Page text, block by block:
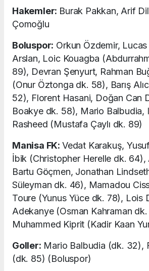
Hakemler: Burak Pakkan, Arif
Çomoğlu
Boluspor: Orkun Özdemir, Lucas
Arslan, Loic Kouagba
89), Devran Şenyurt, Rahman
(Onur Öztonga dk. 58), Barış
52), Florent Hasani, Doğan Can
Boakye dk. 58), Mario Balbudia,
Rasheed (Mustafa Çaylı dk. 89)
Manisa FK: Vedat Karakuş,
İbik (Christopher Herelle dk. 64),
Bartu Göçmen, Jonathan
Süleyman dk. 46), Mamadou
Toure (Yunus Yüce dk. 78), Lois
Adekanye (Osman Kahraman
Muhammed Kiprit (Kadir Kaan
Goller: Mario Balbudia (dk. 32),
(dk. 85) (Boluspor)